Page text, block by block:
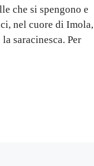
che si spengono e
nel cuore di Imola,
saracinesca. Per